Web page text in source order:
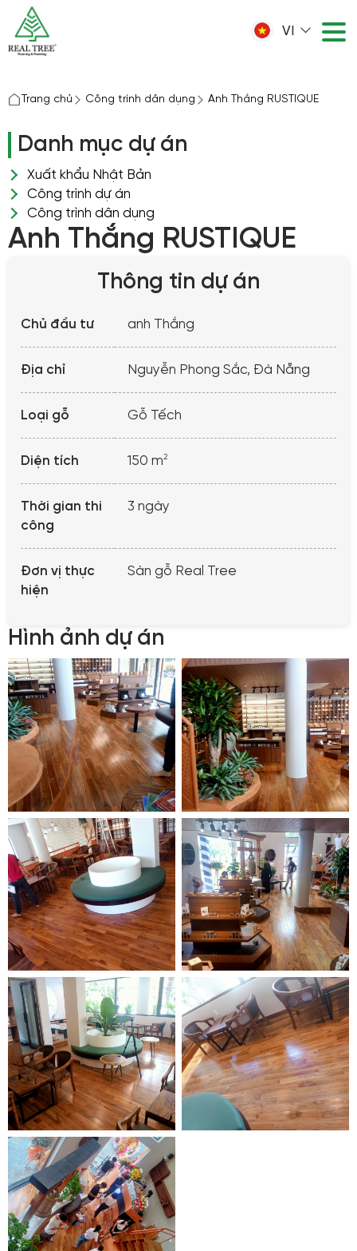
VI
Trang chủ Công trình dân dụng Anh Thắng RUSTIQUE
Anh Thắng RUSTIQUE
Thông tin dự án
Chủ đầu tư anh Thắng
Địa chỉ Nguyễn Phong Sắc, Đà Nẵng
Loại gỗ Gỗ Tếch
Diện tích 150 m2
Thời gian thi
công
3 ngày
Đơn vị thực
hiện
Sàn gỗ Real Tree
Hình ảnh dự án
Danh mục dự án
Xuất khẩu Nhật Bản
Công trình dự án
Công trình dân dụng